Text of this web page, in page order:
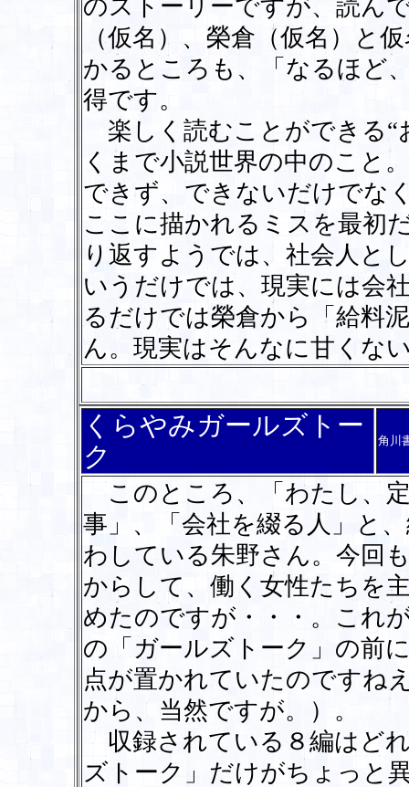
のストーリーですが、読ん
（仮名）、榮倉（仮名）と
かるところも、「なるほど
得です。
楽しく読むことができる“
くまで小説世界の中のこと
できず、できないだけでな
ここに描かれるミスを最初
り返すようでは、社会人と
いうだけでは、現実には会
るだけでは榮倉から「給料
ん。現実はそんなに甘くな
くらやみガールズトー
ク
角川
このところ、「わたし、
事」、「会社を綴る人」と
わしている朱野さん。今回
からして、働く女性たちを
めたのですが・・・。これ
の「ガールズトーク」の前
点が置かれていたのですね
から、当然ですが。）。
収録されている８編はど
ズトーク」だけがちょっと